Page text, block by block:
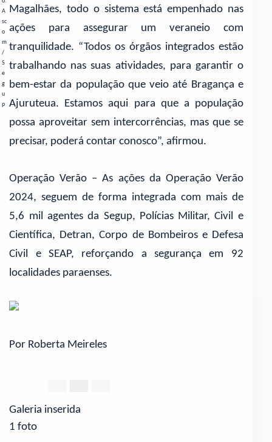
A
sc
o
m
/
S
e
g
u
p
Magalhães, todo o sistema está empenhado nas
ações para assegurar um veraneio com
tranquilidade. “Todos os órgãos integrados estão
trabalhando nas suas atividades, para garantir o
bem-estar da população que veio até Bragança e
Ajuruteua. Estamos aqui para que a população
possa aproveitar sem intercorrências, mas que se
precisar, poderá contar conosco”, afirmou.
Operação Verão – As ações da Operação Verão
2024, seguem de forma integrada com mais de
5,6 mil agentes da Segup, Polícias Militar, Civil e
Científica, Detran, Corpo de Bombeiros e Defesa
Civil e SEAP, reforçando a segurança em 92
localidades paraenses.
Por Roberta Meireles
Galeria inserida
1 foto